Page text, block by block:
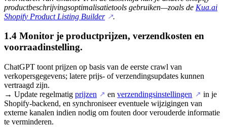
productbeschrijvingsoptimalisatietools gebruiken—zoals de Kua.ai
Shopify Product Listing Builder ↗.
1.4 Monitor je productprijzen, verzendkosten en
voorraadinstelling.
ChatGPT toont prijzen op basis van de eerste crawl van
verkopersgegevens; latere prijs- of verzendingsupdates kunnen
vertraagd zijn.
→ Update regelmatig prijzen ↗ enverzendingsinstellingen ↗ in je
Shopify-backend, en synchroniseer eventuele wijzigingen van
externe kanalen indien nodig om fouten door verouderde informatie
te verminderen.